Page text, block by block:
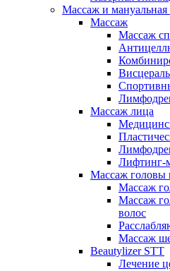
Массаж и мануальная
Массаж
Массаж
Массаж лица
Лифтинг-
Массаж головы
Массаж
Массаж
волос
Массаж
Beautylizer STT
Лечение